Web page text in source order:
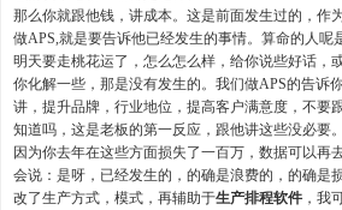
那么你就跟他钱，讲成本。这是前面发生过的，作
做APS,就是要告诉他已经发生的事情。算命的人呢
明天要走桃花运了，怎么怎么样，给你说些好话，
你化解一些，那是没有发生的。我们做APS的告诉
讲，提升品牌，行业地位，提高客户满意度，不要
知道吗，这是老板的第一反应，跟他讲这些没必要。
因为你去年在这些方面损失了一百万，数据可以再
会说：是呀，已经发生的，的确是浪费的，的确是
改了生产方式，模式，再辅助于生产排程软件 ，我